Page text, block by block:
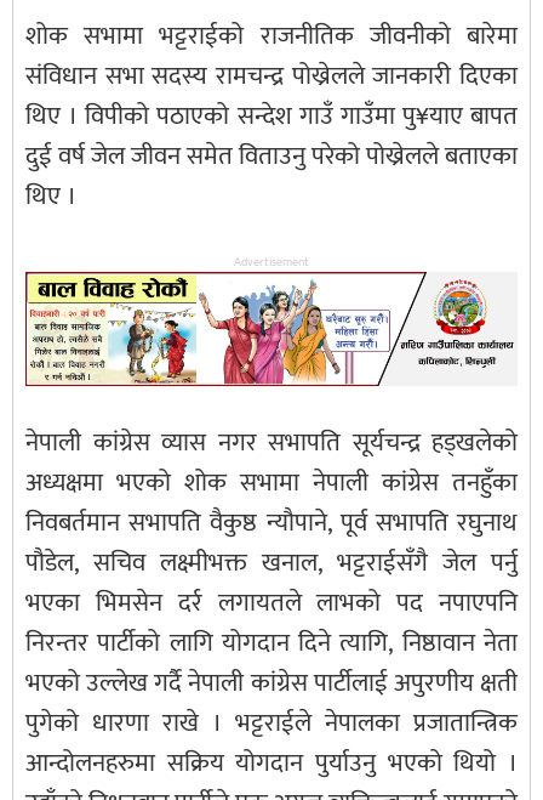
शोक सभामा भट्टराईको राजनीतिक जीवनीको बारेमा
संविधान सभा सदस्य रामचन्द्र पोख्रेलले जानकारी दिएका
थिए । विपीको पठाएको सन्देश गाउँ गाउँमा पु¥याए बापत
दुई वर्ष जेल जीवन समेत विताउनु परेको पोख्रेलले बताएका
थिए ।
Advertisement
नेपाली कांग्रेस व्यास नगर सभापति सूर्यचन्द्र हड्खलेको
अध्यक्षमा भएको शोक सभामा नेपाली कांग्रेस तनहुँका
निवबर्तमान सभापति वैकुष्ठ न्यौपाने, पूर्व सभापति रघुनाथ
पौडेल, सचिव लक्ष्मीभक्त खनाल, भट्टराईसँगै जेल पर्नु
भएका भिमसेन दर्र लगायतले लाभको पद नपाएपनि
निरन्तर पार्टीको लागि योगदान दिने त्यागि, निष्ठावान नेता
भएको उल्लेख गर्दै नेपाली कांग्रेस पार्टीलाई अपुरणीय क्षती
पुगेको धारणा राखे । भट्टराईले नेपालका प्रजातान्त्रिक
आन्दोलनहरुमा सक्रिय योगदान पुर्याउनु भएको थियो ।